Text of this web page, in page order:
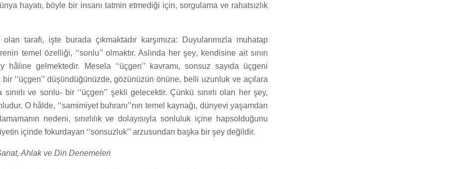
hayatı, böyle bir insanı tatmin etmediği için, sorgulama ve rahatsızlık
tarafı, işte burada çıkmaktadır karşımıza: Duyularımızla muhatap
temel özelliği, ‘‘sonlu’’ olmaktır. Aslında her şey, kendisine ait sınırı
hâline gelmektedir. Mesela ‘‘üçgen’’ kavramı, sonsuz sayıda üçgeni
‘‘üçgen’’ düşündüğünüzde, gözünüzün önüne, belli uzunluk ve açılara
sınırlı ve sonlu- bir ‘‘üçgen’’ şekli gelecektir. Çünkü sınırlı olan her şey,
O hâlde, ‘‘samimiyet buhranı’’nın temel kaynağı, dünyevi yaşamdan
nedeni, sınırlılık ve dolayısıyla sonluluk içine hapsolduğunu
içinde fokurdayan ‘‘sonsuzluk’’ arzusundan başka bir şey değildir.
Ahlak ve Din Denemeleri